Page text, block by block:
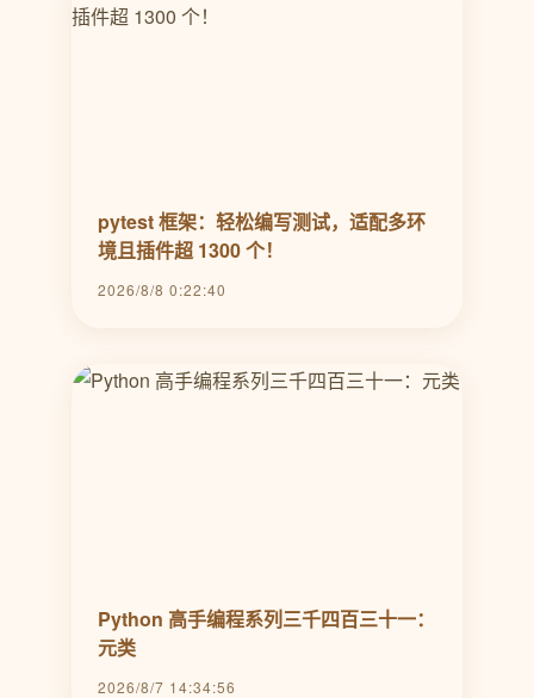
pytest 框架：轻松编写测试，适配多环
境且插件超 1300 个！
2026/8/8 0:22:40
Python 高手编程系列三千四百三十一：
元类
2026/8/7 14:34:56